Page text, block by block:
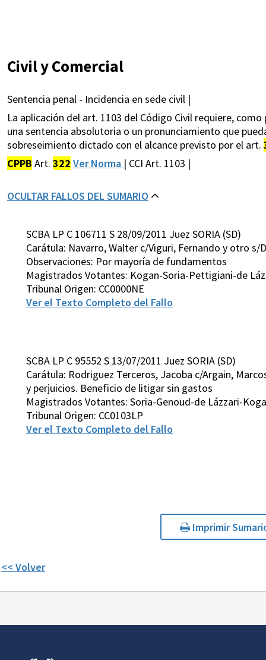
Civil y Comercial
Sentencia penal - Incidencia en sede civil |
La aplicación del art. 1103 del Código Civil requiere,
una sentencia absolutoria o un pronunciamiento que
sobreseimiento dictado con el alcance previsto por el art.
CPPB Art. 322 Ver Norma | CCI Art. 1103 |
OCULTAR FALLOS DEL SUMARIO
SCBA LP C 106711 S 28/09/2011 Juez SORIA (SD)
Carátula: Navarro, Walter c/Viguri, Fernando y otro s/
Observaciones: Por mayoría de fundamentos
Magistrados Votantes: Kogan-Soria-Pettigiani-de
Tribunal Origen: CC0000NE
Ver el Texto Completo del Fallo
SCBA LP C 95552 S 13/07/2011 Juez SORIA (SD)
Carátula: Rodriguez Terceros, Jacoba c/Argain,
y perjuicios. Beneficio de litigar sin gastos
Magistrados Votantes: Soria-Genoud-de Lázzari-
Tribunal Origen: CC0103LP
Ver el Texto Completo del Fallo
Imprimir
<< Volver